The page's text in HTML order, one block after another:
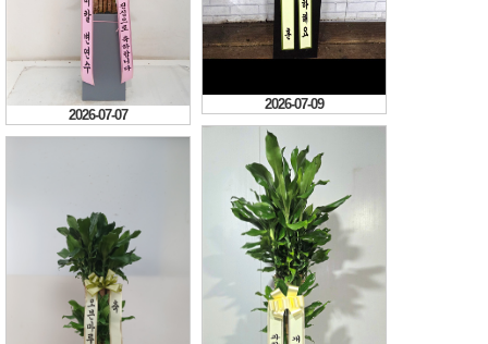
2026-07-09
2026-07-07
2026-07-07